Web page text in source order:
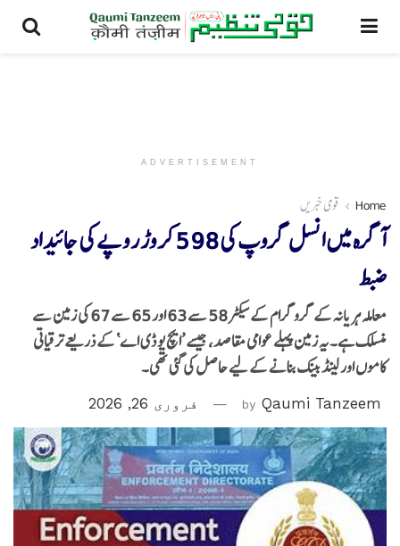
ADVERTISEMENT
Home قومی خبریں
آگرہ میں انسل گروپ کی 598 کروڑ روپے کی جائیداد
ضبط
معاملہ ہریانہ کے گروگرام کے سیکٹر 58 سے 63 اور 65 سے 67 کی زمین سے
منسلک ہے۔ یہ زمین پہلے عوامی مقاصد، جیسے ’ایچ یو ڈی اے‘ کے ذریعے ترقیاتی
کاموں اور لینڈ بینک بنانے کے لیے حاصل کی گئی تھی۔
by Qaumi Tanzeem فروری 26, 2026